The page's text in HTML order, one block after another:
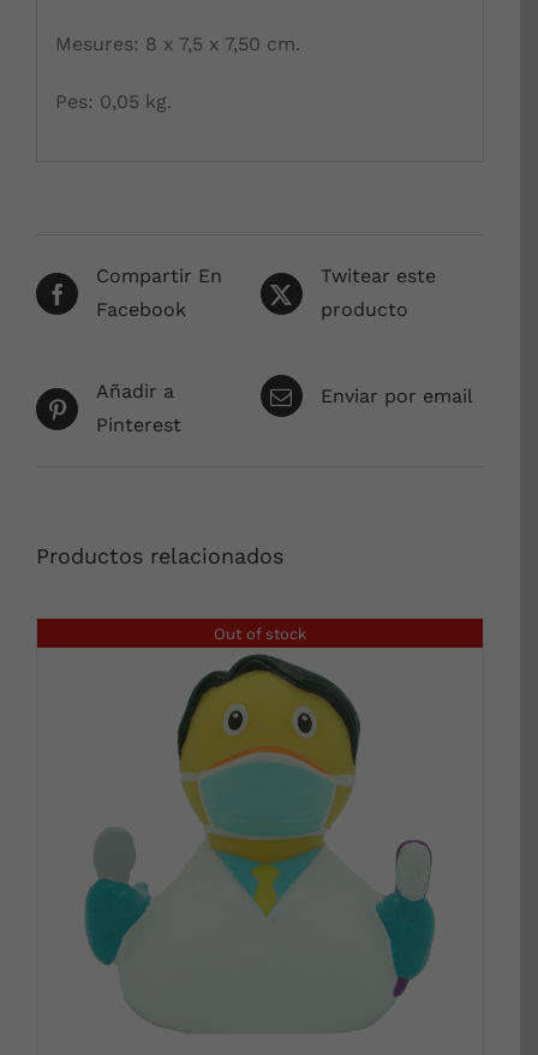
Mesures: 8 x 7,5 x 7,50 cm.
Pes: 0,05 kg.
Compartir En
Facebook
Twitear este
producto
Añadir a
Pinterest
Enviar por email
Productos relacionados
Out of stock
DETALLES